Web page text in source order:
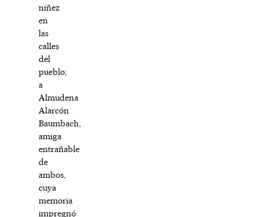
niñez
en
las
calles
del
pueblo;
a
Almudena
Alarcón
Baumbach,
amiga
entrañable
de
ambos,
cuya
memoria
impregnó